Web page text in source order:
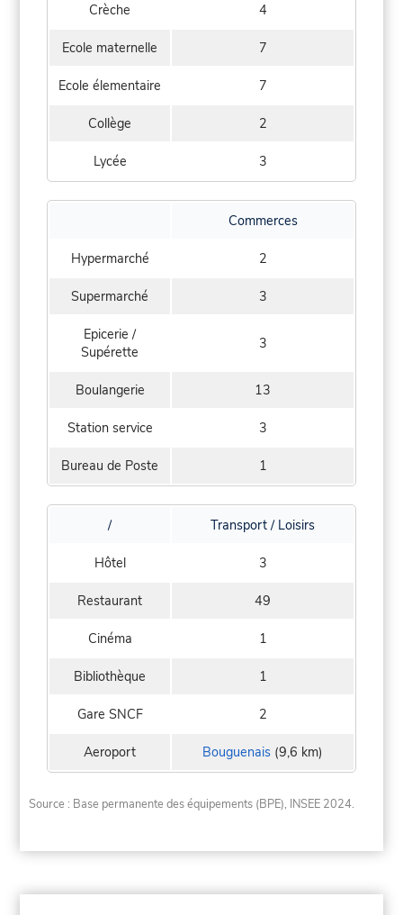
Crèche 4
Ecole maternelle 7
Ecole élementaire 7
Collège 2
Lycée 3
Commerces
Hypermarché 2
Supermarché 3
Epicerie /
Supérette
3
Boulangerie 13
Station service 3
Bureau de Poste 1
/ Transport / Loisirs
Hôtel 3
Restaurant 49
Cinéma 1
Bibliothèque 1
Gare SNCF 2
Aeroport Bouguenais (9,6 km)
Source : Base permanente des équipements (BPE), INSEE 2024.